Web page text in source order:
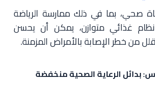
صحي، بما في ذلك ممارسة الرياضة
نظام غذائي متوازن، يمكن أن يحسن
من خطر الإصابة بالأمراض المزمنة.
بدائل الرعاية الصحية منخفضة